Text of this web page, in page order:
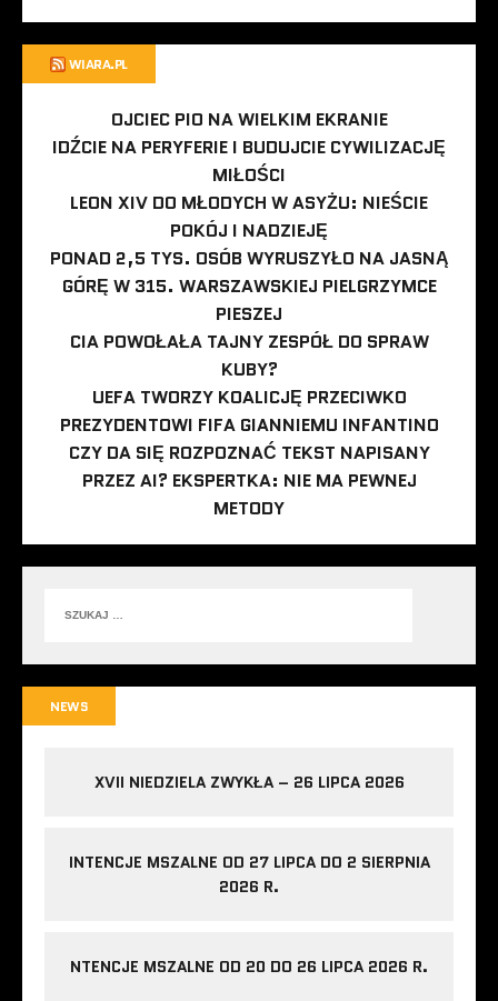
WIARA.PL
OJCIEC PIO NA WIELKIM EKRANIE
IDŹCIE NA PERYFERIE I BUDUJCIE CYWILIZACJĘ
MIŁOŚCI
LEON XIV DO MŁODYCH W ASYŻU: NIEŚCIE
POKÓJ I NADZIEJĘ
PONAD 2,5 TYS. OSÓB WYRUSZYŁO NA JASNĄ
GÓRĘ W 315. WARSZAWSKIEJ PIELGRZYMCE
PIESZEJ
CIA POWOŁAŁA TAJNY ZESPÓŁ DO SPRAW
KUBY?
UEFA TWORZY KOALICJĘ PRZECIWKO
PREZYDENTOWI FIFA GIANNIEMU INFANTINO
CZY DA SIĘ ROZPOZNAĆ TEKST NAPISANY
PRZEZ AI? EKSPERTKA: NIE MA PEWNEJ
METODY
NEWS
XVII NIEDZIELA ZWYKŁA – 26 LIPCA 2026
INTENCJE MSZALNE OD 27 LIPCA DO 2 SIERPNIA
2026 R.
NTENCJE MSZALNE OD 20 DO 26 LIPCA 2026 R.